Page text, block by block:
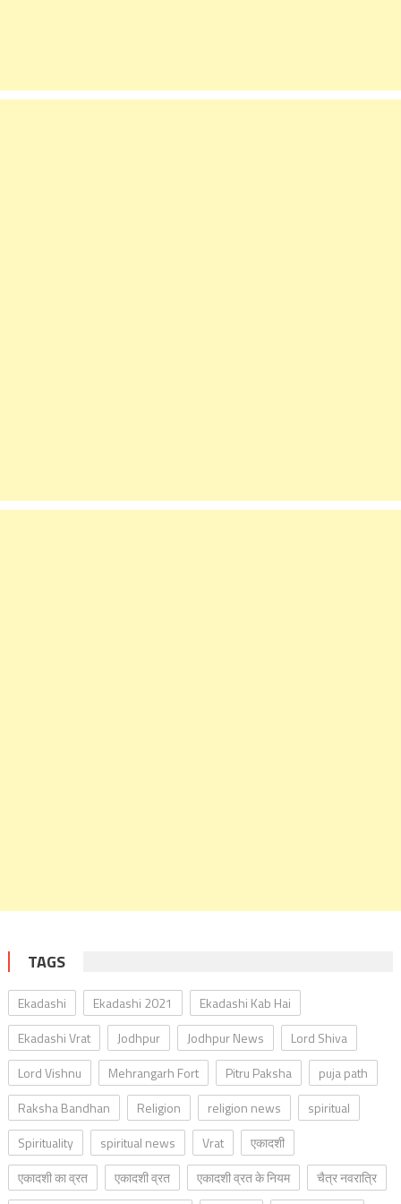
TAGS
Ekadashi Ekadashi 2021
Ekadashi Kab Hai
Ekadashi Vrat
Jodhpur Jodhpur News
Lord Shiva
Lord Vishnu
Mehrangarh Fort Pitru Paksha
puja path
Raksha Bandhan
Religion religion news
spiritual
Spirituality
spiritual news Vrat
एकादशी
एकादशी का व्रत
एकादशी व्रत एकादशी व्रत के नियम
चैत्र नवरात्रि